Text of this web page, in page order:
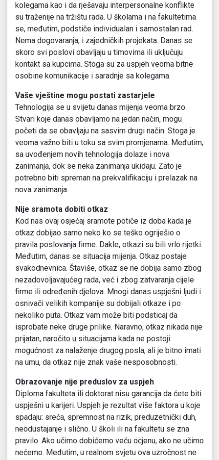
kolegama kao i da rješavaju interpersonalne konflikte
su traženije na tržištu rada. U školama i na fakultetima
se, međutim, podstiče individualan i samostalan rad.
Nema dogovaranja, i zajedničkih projekata. Danas se
skoro svi poslovi obavljaju u timovima ili uključuju
kontakt sa kupcima. Stoga su za uspjeh veoma bitne
osobine komunikacije i saradnje sa kolegama.
Vaše vještine mogu postati zastarjele
Tehnologija se u svijetu danas mijenja veoma brzo.
Stvari koje danas obavljamo na jedan način, mogu
početi da se obavljaju na sasvim drugi način. Stoga je
veoma važno biti u toku sa svim promjenama. Međutim,
sa uvođenjem novih tehnologija dolaze i nova
zanimanja, dok se neka zanimanja ukidaju. Zato je
potrebno biti spreman na prekvalifikaciju i prelazak na
nova zanimanja.
Nije sramota dobiti otkaz
Kod nas ovaj osjećaj sramote potiče iz doba kada je
otkaz dobijao samo neko ko se teško ogriješio o
pravila poslovanja firme. Dakle, otkazi su bili vrlo rijetki.
Međutim, danas se situacija mijenja. Otkaz postaje
svakodnevnica. Štaviše, otkaz se ne dobija samo zbog
nezadovoljavajućeg rada, već i zbog zatvaranja cijele
firme ili određenih djelova. Mnogi danas uspješni ljudi i
osnivači velikih kompanije su dobijali otkaze i po
nekoliko puta. Otkaz vam može biti podsticaj da
isprobate neke druge prilike. Naravno, otkaz nikada nije
prijatan, naročito u situacijama kada ne postoji
mogućnost za nalaženje drugog posla, ali je bitno imati
na umu, da otkaz nije znak vaše nesposobnosti.
Obrazovanje nije preduslov za uspjeh
Diploma fakulteta ili doktorat nisu garancija da ćete biti
uspješni u karijeri. Uspjeh je rezultat više faktora u koje
spadaju: sreća, spremnost na rizik, preduzetnički duh,
neodustajanje i slično. U školi ili na fakultetu se zna
pravilo. Ako učimo dobićemo veću ocjenu, ako ne učimo
nećemo. Međutim, u realnom svjetu ova uzročnost ne